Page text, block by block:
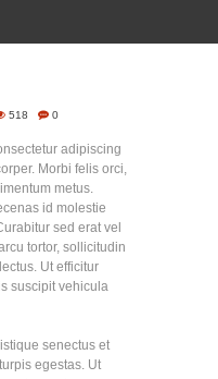
518 0
adipiscing
Morbi felis orci,
metus.
id molestie
sed erat vel
tortor, sollicitudin
Ut efficitur
suscipit vehicula
senectus et
egestas. Ut